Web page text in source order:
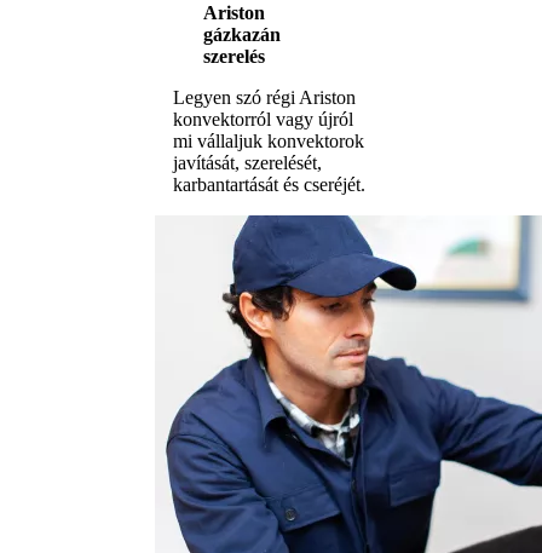
Ariston
gázkazán
szerelés
Legyen szó régi Ariston
konvektorról vagy újról
mi vállaljuk konvektorok
javítását, szerelését,
karbantartását és cseréjét.